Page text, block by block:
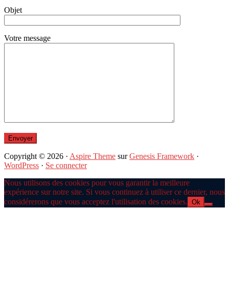
Objet
Votre message
Copyright © 2026 · Aspire Theme surGenesis Framework ·
WordPress · Se connecter
Nous utilisons des cookies pour vous garantir la meilleure
expérience sur notre site. Si vous continuez à utiliser ce dernier, nous
considérerons que vous acceptez l'utilisation des cookies. Ok